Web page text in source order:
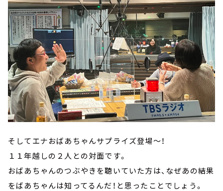
そしてエナおばあちゃんサプライズ登場～！
１１年越しの２人との対面です。
おばあちゃんのつぶやきを聴いていた方は、なぜあの結果
をばあちゃんは知ってるんだ！と思ったことでしょう。